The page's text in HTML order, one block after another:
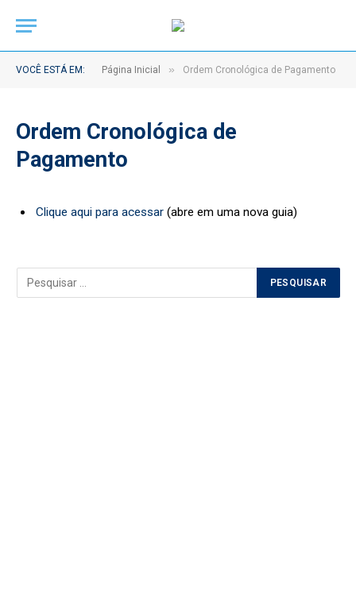
VOCÊ ESTÁ EM: Página Inicial » Ordem Cronológica de Pagamento
Ordem Cronológica de
Pagamento
Clique aqui para acessar (abre em uma nova guia)